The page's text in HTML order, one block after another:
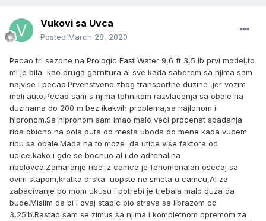
Vukovi sa Uvca
Posted March 28, 2020
Pecao tri sezone na Prologic Fast Water 9,6 ft 3,5 lb prvi model,to
mi je bila kao druga garnitura al sve kada saberem sa njima sam
najvise i pecao.Prvenstveno zbog transportne duzine ,jer vozim
mali auto.Pecao sam s njima tehnikom razvlacenja sa obale na
duzinama do 200 m bez ikakvih problema,sa najlonom i
hipronom.Sa hipronom sam imao malo veci procenat spadanja
riba obicno na pola puta od mesta uboda do mene kada vucem
ribu sa obale.Mada na to moze da utice vise faktora od
udice,kako i gde se bocnuo al i do adrenalina
ribolovca.Zamaranje ribe iz camca je fenomenalan osecaj sa
ovim stapom,kratka drska uopste ne smeta u camcu,Al za
zabacivanje po mom ukusu i potrebi je trebala malo duza da
bude.Mislim da bi i ovaj stapic bio strava sa librazom od
3,25lb.Rastao sam se zimus sa njima i kompletnom opremom za